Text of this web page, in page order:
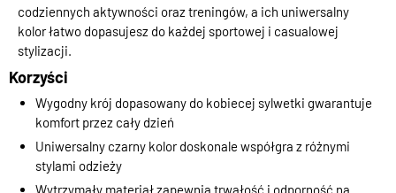
codziennych aktywności oraz treningów, a ich uniwersalny
kolor łatwo dopasujesz do każdej sportowej i casualowej
stylizacji.
Korzyści
Wygodny krój dopasowany do kobiecej sylwetki gwarantuje
komfort przez cały dzień
Uniwersalny czarny kolor doskonale współgra z różnymi
stylami odzieży
Wytrzymały materiał zapewnia trwałość i odporność na